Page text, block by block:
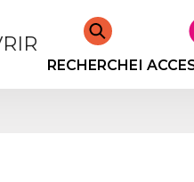
RECHERCHER